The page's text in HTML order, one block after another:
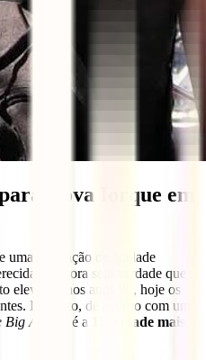
Nova Iorque em
reputação de “cidade
Embora seja verdade que
elevadas nos anos 90, hoje os
De facto, de acordo com um
Big Apple ” é a
15ª cidade mais